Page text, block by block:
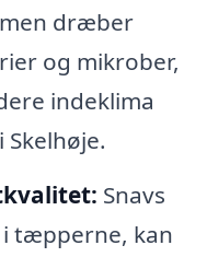
dræber
og mikrober,
indeklima
Snavs
tæpperne, kan